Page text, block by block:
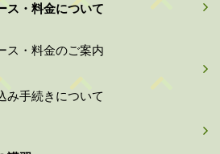
ス・料金について
ス・料金のご案内
み手続きについて